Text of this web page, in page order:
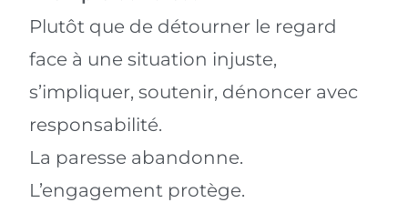
Plutôt que de détourner le regard
face à une situation injuste,
s’impliquer, soutenir, dénoncer avec
responsabilité.
La paresse abandonne.
L’engagement protège.